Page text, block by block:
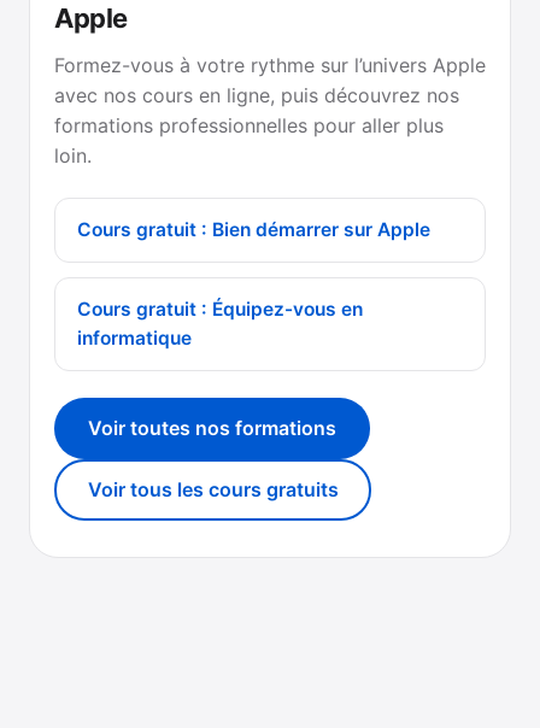
Apple
Formez-vous à votre rythme sur l’univers Apple
avec nos cours en ligne, puis découvrez nos
formations professionnelles pour aller plus
loin.
Cours gratuit : Bien démarrer sur Apple
Cours gratuit : Équipez-vous en
informatique
Voir toutes nos formations
Voir tous les cours gratuits